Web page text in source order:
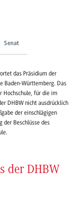
Senat
das Präsidium der
Baden-Württemberg. Das
Hochschule, für die im
DHBW nicht ausdrücklich
der einschlägigen
der Beschlüsse des
der DHBW